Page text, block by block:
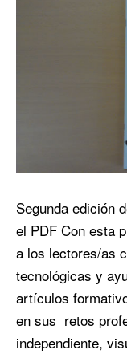
Segunda edición
el PDF Con esta
a los lectores/as
tecnológicas y
artículos
en sus retos
independiente,